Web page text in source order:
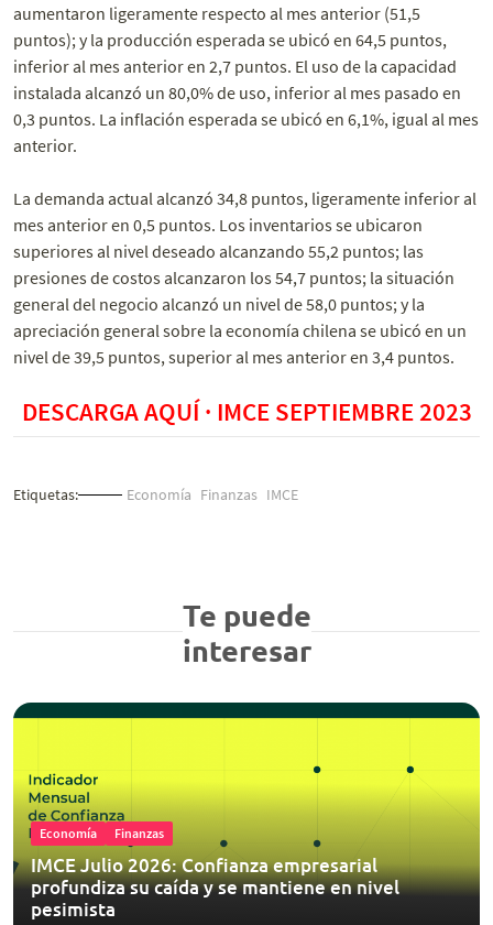
aumentaron ligeramente respecto al mes anterior (51,5
puntos); y la producción esperada se ubicó en 64,5 puntos,
inferior al mes anterior en 2,7 puntos. El uso de la capacidad
instalada alcanzó un 80,0% de uso, inferior al mes pasado en
0,3 puntos. La inflación esperada se ubicó en 6,1%, igual al mes
anterior.
La demanda actual alcanzó 34,8 puntos, ligeramente inferior al
mes anterior en 0,5 puntos. Los inventarios se ubicaron
superiores al nivel deseado alcanzando 55,2 puntos; las
presiones de costos alcanzaron los 54,7 puntos; la situación
general del negocio alcanzó un nivel de 58,0 puntos; y la
apreciación general sobre la economía chilena se ubicó en un
nivel de 39,5 puntos, superior al mes anterior en 3,4 puntos.
DESCARGA AQUÍ · IMCE SEPTIEMBRE2023
Etiquetas: Economía Finanzas IMCE
Te puede
interesar
Economía Finanzas
IMCE Julio 2026: Confianza empresarial
profundiza su caída y se mantiene en nivel
pesimista